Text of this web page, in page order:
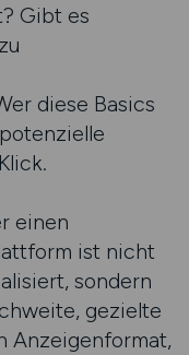
Gibt es
diese Basics
einen
ist nicht
sondern
gezielte
Anzeigenformat,